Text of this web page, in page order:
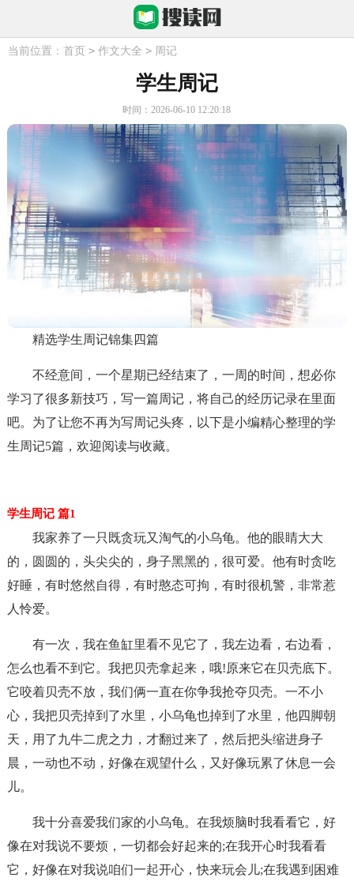
当前位置： 首页 > 作文大全 > 周记
学生周记
时间：2026-06-10 12:20:18
精选学生周记锦集四篇
不经意间，一个星期已经结束了，一周的时间，想必你
学习了很多新技巧，写一篇周记，将自己的经历记录在里面
吧。为了让您不再为写周记头疼，以下是小编精心整理的学
生周记5篇，欢迎阅读与收藏。
学生周记 篇1
我家养了一只既贪玩又淘气的小乌龟。他的眼睛大大
的，圆圆的，头尖尖的，身子黑黑的，很可爱。他有时贪吃
好睡，有时悠然自得，有时憨态可拘，有时很机警，非常惹
人怜爱。
有一次，我在鱼缸里看不见它了，我左边看，右边看，
怎么也看不到它。我把贝壳拿起来，哦!原来它在贝壳底下。
它咬着贝壳不放，我们俩一直在你争我抢夺贝壳。一不小
心，我把贝壳掉到了水里，小乌龟也掉到了水里，他四脚朝
天，用了九牛二虎之力，才翻过来了，然后把头缩进身子
晨，一动也不动，好像在观望什么，又好像玩累了休息一会
儿。
我十分喜爱我们家的小乌龟。在我烦脑时我看看它，好
像在对我说不要烦，一切都会好起来的;在我开心时我看看
它，好像在对我说咱们一起开心，快来玩会儿;在我遇到困难